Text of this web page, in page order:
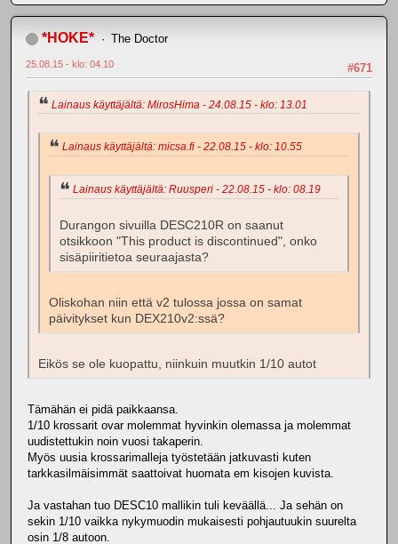
*HOKE* The Doctor
#671
25.08.15 - klo: 04.10
Lainaus käyttäjältä: MirosHima - 24.08.15 - klo: 13.01
Lainaus käyttäjältä: micsa.fi - 22.08.15 - klo: 10.55
Lainaus käyttäjältä: Ruusperi - 22.08.15 - klo: 08.19
Durangon sivuilla DESC210R on saanut
otsikkoon "This product is discontinued", onko
sisäpiiritietoa seuraajasta?
Oliskohan niin että v2 tulossa jossa on samat
päivitykset kun DEX210v2:ssä?
Eikös se ole kuopattu, niinkuin muutkin 1/10 autot
Tämähän ei pidä paikkaansa.
1/10 krossarit ovar molemmat hyvinkin olemassa ja molemmat
uudistettukin noin vuosi takaperin.
Myös uusia krossarimalleja työstetään jatkuvasti kuten
tarkkasilmäisimmät saattoivat huomata em kisojen kuvista.
Ja vastahan tuo DESC10 mallikin tuli keväällä... Ja sehän on
sekin 1/10 vaikka nykymuodin mukaisesti pohjautuukin suurelta
osin 1/8 autoon.